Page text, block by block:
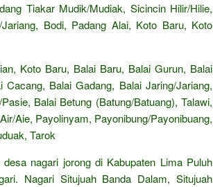
Tiakar Mudik/Mudiak, Sicincin Hilir/Hilie,
Bodi, Padang Alai, Koto Baru, Koto
Koto Baru, Balai Baru, Balai Gurun, Balai
Balai Gadang, Balai Jaring/Jariang,
Balai Betung (Batung/Batuang), Talawi,
Aie, Payolinyam, Payonibung/Payonibuang,
Tarok
nagari jorong di Kabupaten Lima Puluh
Nagari Situjuah Banda Dalam, Situjuah